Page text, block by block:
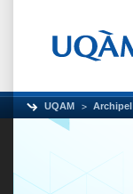
UQAM Archipel